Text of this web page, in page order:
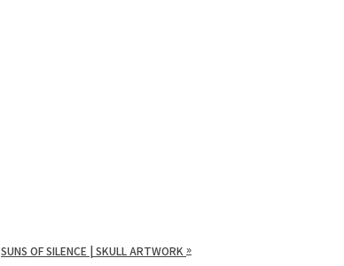
SUNS OF SILENCE | SKULL ARTWORK »